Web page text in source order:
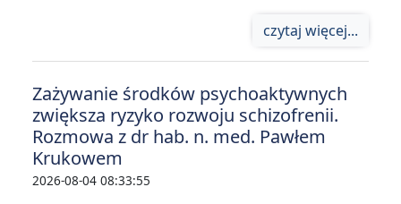
czytaj więcej...
Zażywanie środków psychoaktywnych
zwiększa ryzyko rozwoju schizofrenii.
Rozmowa z dr hab. n. med. Pawłem
Krukowem
2026-08-04 08:33:55